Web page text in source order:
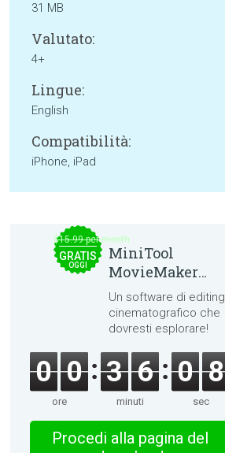
31 MB
Valutato:
4+
Lingue:
English
Compatibilità:
iPhone, iPad
$15.99 per month
GRATIS
OGGI
MiniTool
MovieMaker
8.8.0
Un software di editing
cinematografico che
dovresti esplorare!
0 0
ore
3 6
minuti
0 8
sec
Procedi alla pagina del